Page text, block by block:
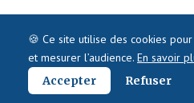
🍪 Ce site utilise des cookies
et mesurer l’audience. En savoir
Accepter
Refuser